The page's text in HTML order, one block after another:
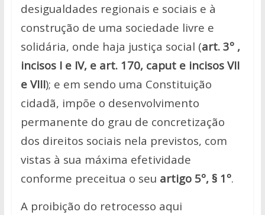
desigualdades regionais e sociais e à
construção de uma sociedade livre e
solidária, onde haja justiça social (art. 3º ,
incisos I e IV, e art. 170, caput e incisos VII
e VIII); e em sendo uma Constituição
cidadã, impõe o desenvolvimento
permanente do grau de concretização
dos direitos sociais nela previstos, com
vistas à sua máxima efetividade
conforme preceitua o seu artigo 5º, § 1º.
A proibição do retrocesso aqui